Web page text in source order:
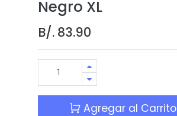
Negro XL
B/. 83.90
Agregar al Carrito